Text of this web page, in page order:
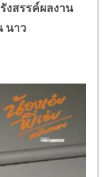
รังสรรค์ผลงาน
นาว